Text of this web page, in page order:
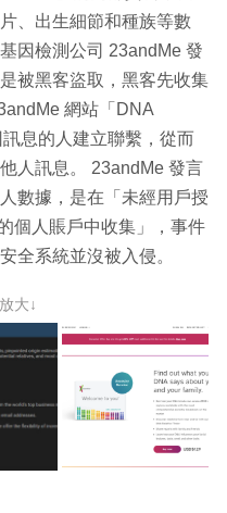
、出生細節和種族等數
因檢測公司 23andMe 發
被黑客盜取，黑客先收集
網站「DNA
息的人建立聯繫，從而
人訊息。 23andMe 發言
數據，是在「未經用戶授
個人賬戶中收集」，事件
全系統並沒被入侵。
大↓